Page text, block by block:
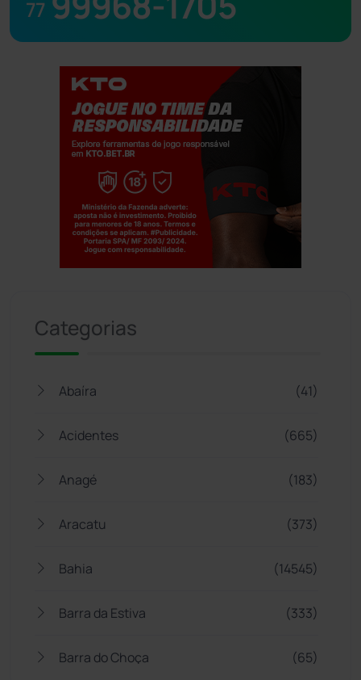
77
Categorias
Abaíra (41)
Acidentes (665)
Anagé (183)
Aracatu (373)
Bahia (14545)
Barra da Estiva (333)
Barra do Choça (65)